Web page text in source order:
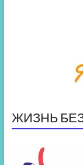
ЖИЗНЬ